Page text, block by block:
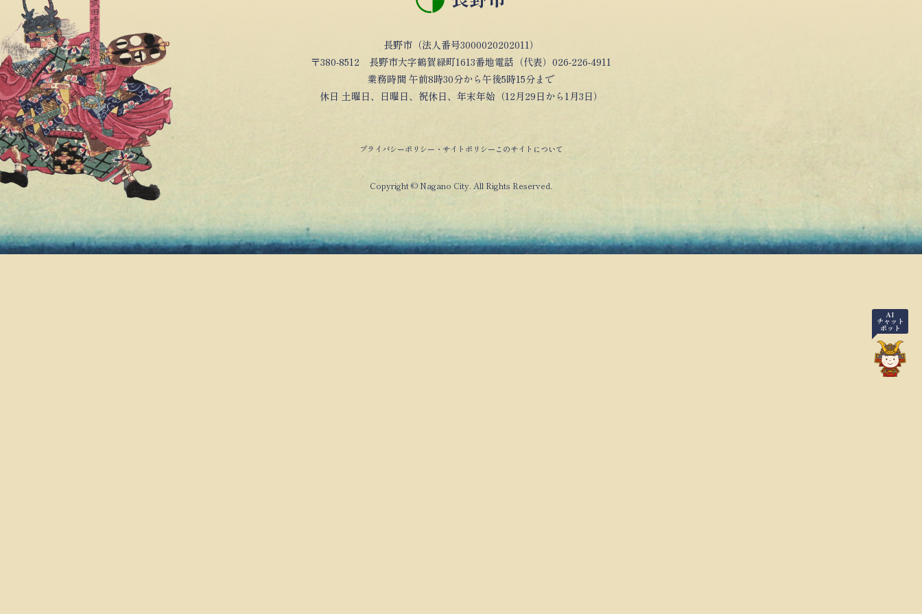
長野市（法人番号3000020202011）
〒380-8512 長野市大字鶴賀緑町1613番地電話（代表）026-226-4911
業務時間 午前8時30分から午後5時15分まで
休日 土曜日、日曜日、祝休日、年末年始（12月29日から1月3日）
プライバシーポリシー・サイトポリシーこのサイトについて
Copyright © Nagano City. All Rights Reserved.
AI
チャット
ボット